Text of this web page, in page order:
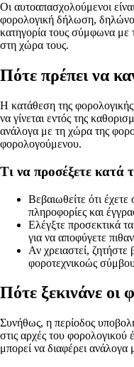
Οι αυτοαπασχολούμενοι
φορολογική δήλωση,
κατηγορία τους σύμφωνα με
στη χώρα τους.
Πότε πρέπει να
Η κατάθεση της
να γίνεται εντός της
ανάλογα με τη χώρα της
φορολογούμενου.
Τι να προσέξετε κατά
Βεβαιωθείτε ότι έχετε
πληροφορίες και
Ελέγξτε προσεκτικά
για να αποφύγετε
Αν χρειαστεί, ζητήστε
φοροτεχνικοώς
Πότε ξεκινάνε οι
Συνήθως, η περίοδος
στις αρχές του
μπορεί να διαφέρει